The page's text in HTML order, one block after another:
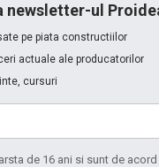
newsletter-ul
pe piata constructiilor
actuale ale producatorilor
cursuri
de 16 ani si sunt de